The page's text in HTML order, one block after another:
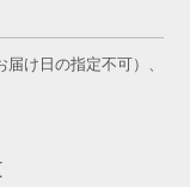
け日の指定不可）、